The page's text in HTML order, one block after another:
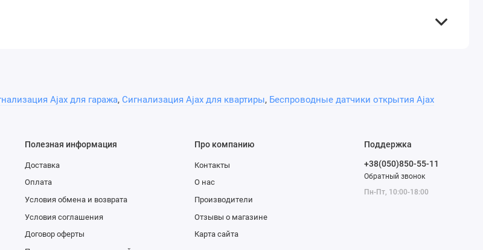
Ajax для гаража, Сигнализация Ajax для квартиры, Беспроводные датчики открытия Ajax
Полезная информация
Доставка
Оплата
Условия обмена и возврата
Условия соглашения
Договор оферты
Про компанию
Контакты
О нас
Производители
Отзывы о магазине
Карта сайта
Поддержка
+38(050)850-55-11
Обратный звонок
Пн-Пт, 10:00-18:00